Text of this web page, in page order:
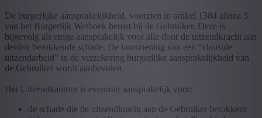
De burgerlijke aansprakelijkheid, voorzien in artikel 1384 alinea 3
van het Burgerlijk Wetboek berust bij de Gebruiker. Deze is
bijgevolg als enige aansprakelijk voor alle door de uitzendkracht aan
derden berokkende schade. De voorziening van een “clausule
uitzendarbeid” in de verzekering burgerlijke aansprakelijkheid van
de Gebruiker wordt aanbevolen.
Het Uitzendkantoor is evenmin aansprakelijk voor:
de schade die de uitzendkracht aan de Gebruiker berokkent